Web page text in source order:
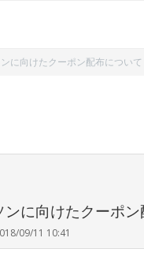
に向けたクーポン配布について
に向けたクーポ
09/11 10:41